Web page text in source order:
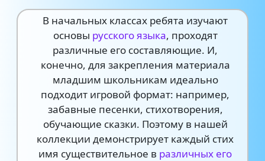
В начальных классах ребята изучают
основы русского языка, проходят
различные его составляющие. И,
конечно, для закрепления материала
младшим школьникам идеально
подходит игровой формат: например,
забавные песенки, стихотворения,
обучающие сказки. Поэтому в нашей
коллекции демонстрирует каждый стих
имя существительное в различных его